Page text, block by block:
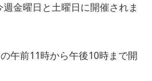
金曜日と土曜日に開催されま
の午前11時から午後10時まで開